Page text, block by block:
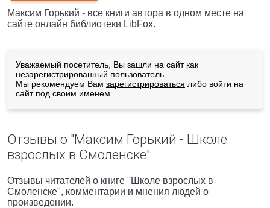
Максим Горький - все книги автора в одном месте на
сайте онлайн библиотеки LibFox.
Уважаемый посетитель, Вы зашли на сайт как
незарегистрированный пользователь.
Мы рекомендуем Вам зарегистрироваться либо войти на
сайт под своим именем.
Отзывы о "Максим Горький - Школе
взрослых в Смоленске"
Отзывы читателей о книге "Школе взрослых в
Смоленске", комментарии и мнения людей о
произведении.